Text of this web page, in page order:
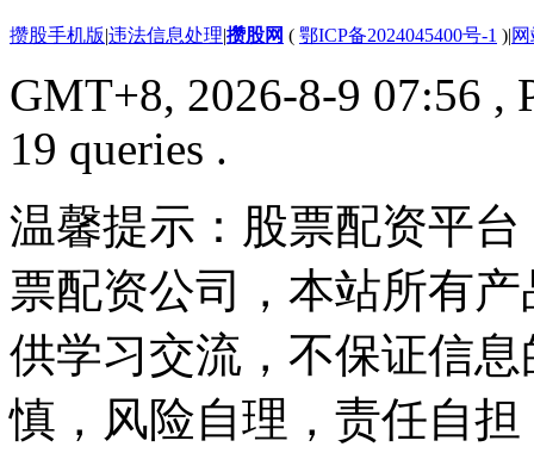
攒股手机版|违法信息处理|攒股网 ( 鄂ICP备2024045400号-1 )|
GMT+8, 2026-8-9 07:56 ,
19 queries .
温馨提示：股票配资平
票配资公司，本站所有
供学习交流，不保证信
慎，风险自理，责任自